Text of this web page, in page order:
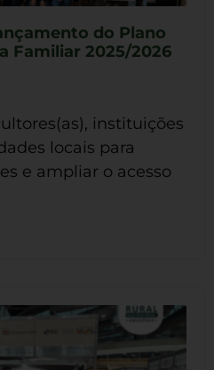
do Plano
Familiar 2025/2026
instituições
locais para
e ampliar o acesso